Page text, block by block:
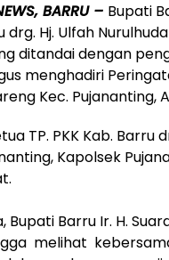
BARRU – Bupati
drg. Hj. Ulfah
ditandai dengan
menghadiri
Kec. Pujananting,
TP. PKK Kab. Barru
Kapolsek
Bupati Barru Ir. H.
melihat